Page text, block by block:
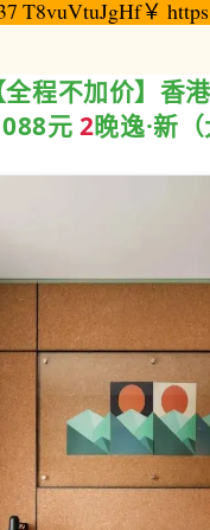
T8vuVtuJgHf￥
全程不加价】香
元 2晚逸·新